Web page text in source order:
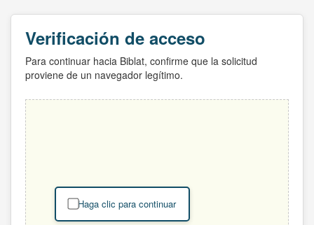
Verificación de acceso
Para continuar hacia Biblat, confirme que la solicitud
proviene de un navegador legítimo.
Haga clic para continuar